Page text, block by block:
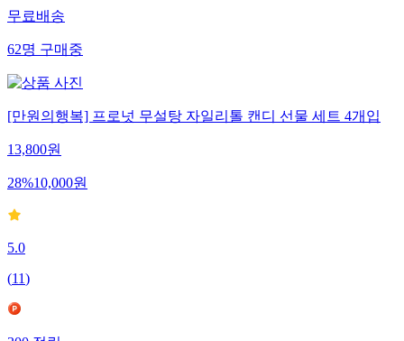
무료배송
62명구매중
[만원의행복] 프로넛 무설탕 자일리톨 캔디 선물 세트 4개입
13,800원
28%10,000원
5.0
(11)